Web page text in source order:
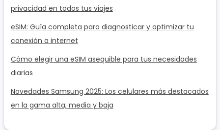
privacidad en todos tus viajes
eSIM: Guía completa para diagnosticar y optimizar tu
conexión a internet
Cómo elegir una eSIM asequible para tus necesidades
diarias
Novedades Samsung 2025: Los celulares más destacados
en la gama alta, media y baja